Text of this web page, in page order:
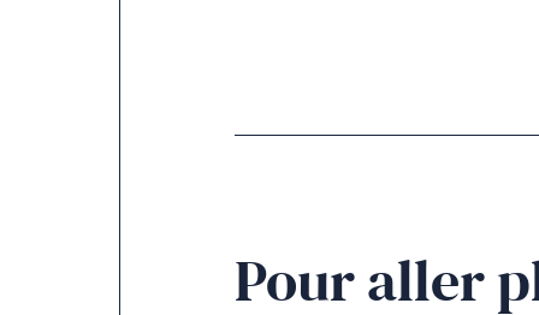
Pour aller